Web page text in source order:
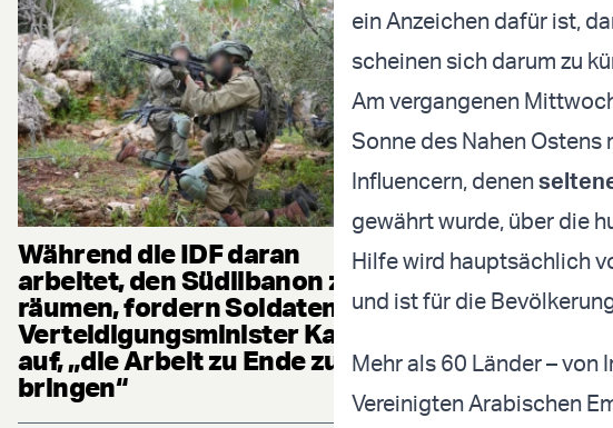
Während die IDF daran
arbeitet, den Südlibanon zu
räumen, fordern Soldaten
Verteidigungsminister Katz
auf, „die Arbeit zu Ende zu
bringen“
ein Anzeichen dafür ist,
scheinen sich darum zu
Am vergangenen
Sonne des Nahen
Influencern, denen
gewährt wurde, über die
Hilfe wird hauptsächlich
und ist für die
Mehr als 60 Länder – von
Vereinigten Arabischen